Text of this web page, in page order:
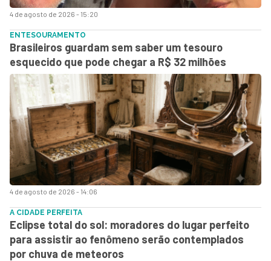
4 de agosto de 2026 - 15:20
4 de agosto de 2026 - 14:06
ENTESOURAMENTO
Brasileiros guardam sem saber um tesouro
esquecido que pode chegar a R$ 32 milhões
A CIDADE PERFEITA
Eclipse total do sol: moradores do lugar perfeito
para assistir ao fenômeno serão contemplados
por chuva de meteoros